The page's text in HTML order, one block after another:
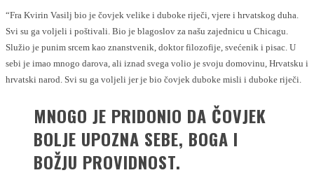
“Fra Kvirin Vasilj bio je čovjek velike i duboke riječi, vjere i hrvatskog duha.
Svi su ga voljeli i poštivali. Bio je blagoslov za našu zajednicu u Chicagu.
Služio je punim srcem kao znanstvenik, doktor filozofije, svećenik i pisac. U
sebi je imao mnogo darova, ali iznad svega volio je svoju domovinu, Hrvatsku i
hrvatski narod. Svi su ga voljeli jer je bio čovjek duboke misli i duboke riječi.
MNOGO JE PRIDONIO DA ČOVJEK
BOLJE UPOZNA SEBE, BOGA I
BOŽJU PROVIDNOST.